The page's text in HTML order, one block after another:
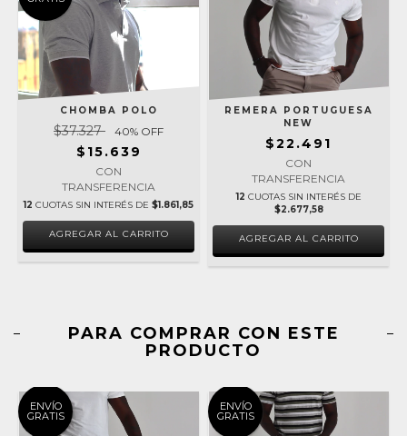
CHOMBA POLO
$37.327 40% OFF
$15.639
CON
TRANSFERENCIA
12 CUOTAS SIN INTERÉS DE $1.861,85
AGREGAR AL CARRITO
REMERA PORTUGUESA
NEW
$22.491
CON
TRANSFERENCIA
12 CUOTAS SIN INTERÉS DE
$2.677,58
AGREGAR AL CARRITO
PARA COMPRAR CON ESTE
PRODUCTO
ENVÍO
GRATIS
ENVÍO
GRATIS